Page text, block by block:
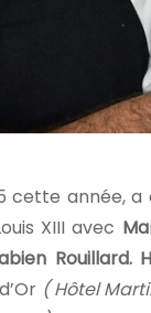
année, a
XIII avec
Rouillard.
( Hôtel